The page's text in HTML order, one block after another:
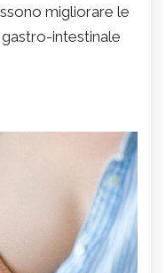
migliorare le
intestinale